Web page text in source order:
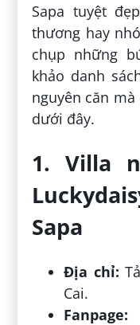
Sapa tuyệt
thương hay
chụp những
khảo danh
nguyên căn
dưới đây.
1. Villa
Sapa
Địa chỉ:
Cai.
Fanpage: